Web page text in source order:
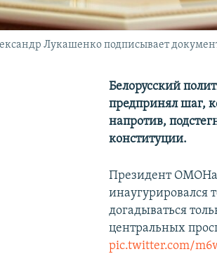
Лукашенко подписывает
Белорусский
предпринял шаг,
напротив,
конституции.
Президент ОМОНа
инаугурировался
догадываться
центральных
pic.twitter.com/